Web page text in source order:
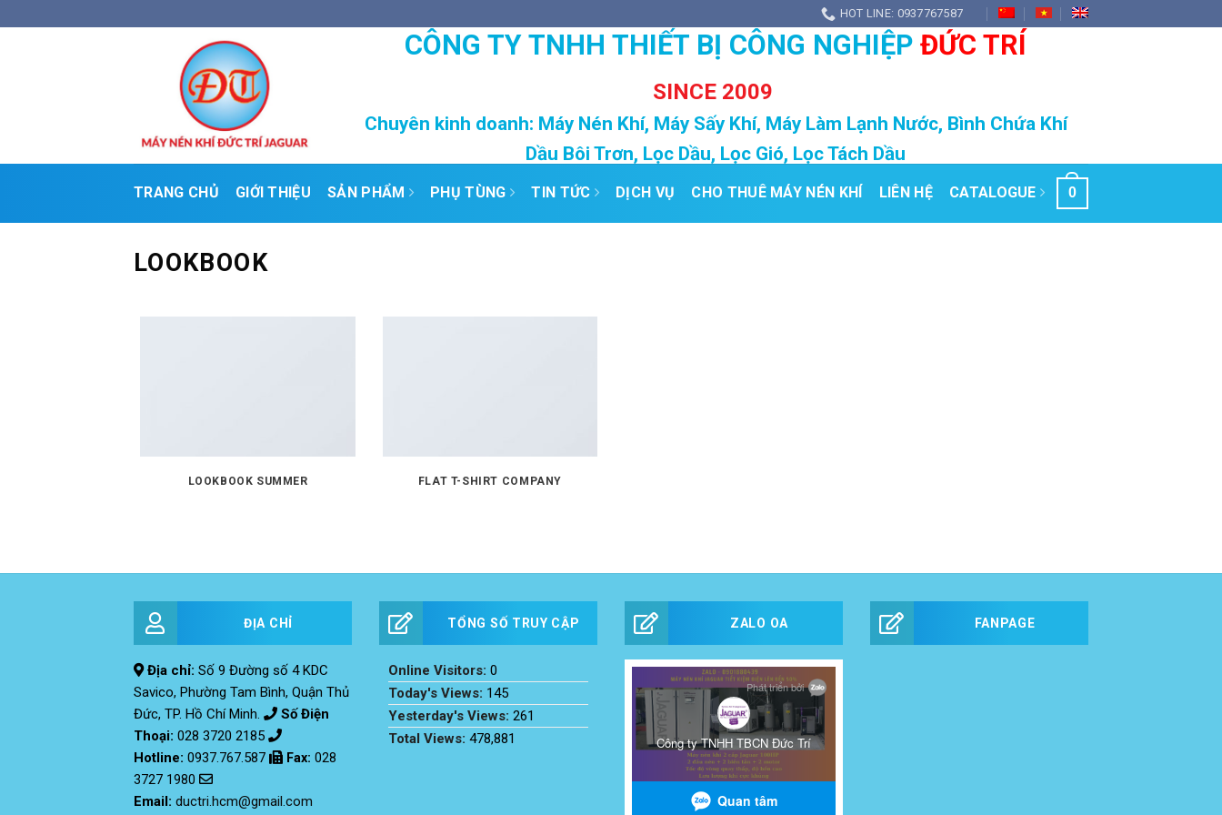
to
HOT LINE: 0937767587
CÔNG TY TNHH THIẾT BỊ CÔNG NGHIỆP ĐỨC TRÍ
SINCE 2009
Chuyên kinh doanh: Máy Nén Khí, Máy Sấy Khí, Máy Làm Lạnh Nước, Bình Chứa Khí
Dầu Bôi Trơn, Lọc Dầu, Lọc Gió, Lọc Tách Dầu
TRANG CHỦ GIỚI THIỆU SẢN PHẨM PHỤ TÙNG TIN TỨC DỊCH VỤ CHO THUÊ MÁY NÉN KHÍ LIÊN HỆ CATALOGUE 0
LOOKBOOK
LOOKBOOK SUMMER FLAT T-SHIRT COMPANY
ĐỊA CHỈ
Địa chỉ: Số 9 Đường số 4 KDC
Savico, Phường Tam Bình, Quận Thủ
Đức, TP. Hồ Chí Minh.
Số Điện
Thoại: 028 3720 2185
Hotline: 0937.767.587 Fax: 028
3727 1980
Email: ductri.hcm@gmail.com
TỔNG SỐ TRUY CẬP
Online Visitors: 0
Today's Views: 145
Yesterday's Views: 261
Total Views: 478,881
ZALO OA FANPAGE